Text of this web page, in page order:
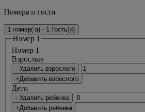
Номера и гости
1 номер(-а) - 1 Гость(и)
Номер 1
Номер 1
Bзрослые
- Удалить взрослого
+Добавить взрослого
Дети
- Удалить ребенка
+Добавить ребенка